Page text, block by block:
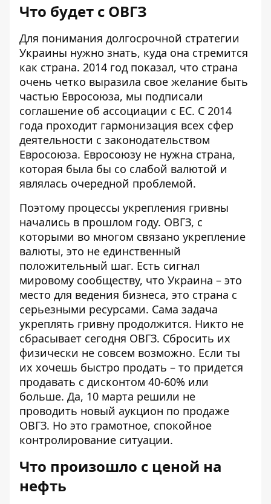
Что будет с ОВГЗ
Для понимания долгосрочной стратегии
Украины нужно знать, куда она стремится
как страна. 2014 год показал, что страна
очень четко выразила свое желание быть
частью Евросоюза, мы подписали
соглашение об ассоциации с ЕС. С 2014
года проходит гармонизация всех сфер
деятельности с законодательством
Евросоюза. Евросоюзу не нужна страна,
которая была бы со слабой валютой и
являлась очередной проблемой.
Поэтому процессы укрепления гривны
начались в прошлом году. ОВГЗ, с
которыми во многом связано укрепление
валюты, это не единственный
положительный шаг. Есть сигнал
мировому сообществу, что Украина – это
место для ведения бизнеса, это страна с
серьезными ресурсами. Сама задача
укреплять гривну продолжится. Никто не
сбрасывает сегодня ОВГЗ. Сбросить их
физически не совсем возможно. Если ты
их хочешь быстро продать – то придется
продавать с дисконтом 40-60% или
больше. Да, 10 марта решили не
проводить новый аукцион по продаже
ОВГЗ. Но это грамотное, спокойное
контролирование ситуации.
Что произошло с ценой на
нефть